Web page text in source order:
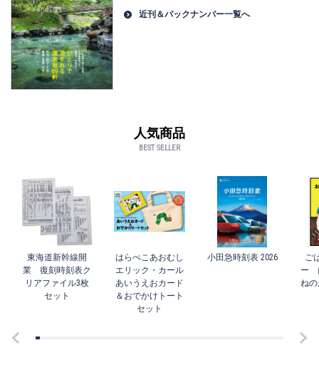
近刊＆バックナンバー一覧へ
人気商品
BEST SELLER
東海道新幹線開
業 復刻時刻表ク
リアファイル3枚
セット
はらぺこあおむし
エリック・カール
あいうえおカード
＆おでかけトート
セット
小田急時刻表 2026
ご
ー
ね